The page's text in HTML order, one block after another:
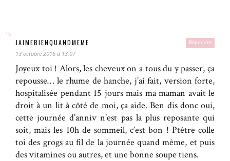
Répondre
JAIMEBIENQUANDMEME
13 octobre 2016 à 13:07
Joyeux toi ! Alors, les cheveux on a tous du y passer, ça
repousse… le rhume de hanche, j’ai fait, version forte,
hospitalisée pendant 15 jours mais ma maman avait le
droit à un lit à côté de moi, ça aide. Ben dis donc oui,
cette journée d’anniv n’est pas la plus reposante qui
soit, mais les 10h de sommeil, c’est bon ! Ptêtre colle
toi des grogs au fil de la journée quand même, et puis
des vitamines ou autres, et une bonne soupe tiens.